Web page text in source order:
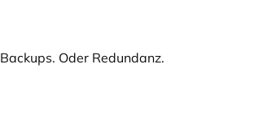
Oder Redundanz.